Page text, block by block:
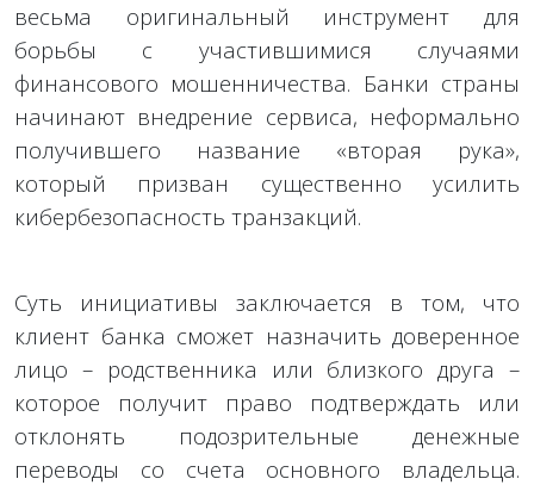
весьма оригинальный инструмент для
борьбы с участившимися случаями
финансового мошенничества. Банки страны
начинают внедрение сервиса, неформально
получившего название «вторая рука»,
который призван существенно усилить
кибербезопасность транзакций.
Суть инициативы заключается в том, что
клиент банка сможет назначить доверенное
лицо – родственника или близкого друга –
которое получит право подтверждать или
отклонять подозрительные денежные
переводы со счета основного владельца.